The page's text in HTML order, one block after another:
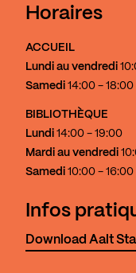
Horaires
ACCUEIL
Lundi au vendredi
Samedi 14:00 - 18:00
BIBLIOTHÈQUE
Lundi 14:00 - 19:00
Mardi au vendredi
Samedi 10:00 - 16:00
Infos
Download Aalt